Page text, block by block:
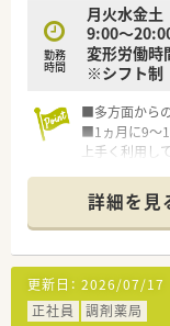
勤務
時間
月火水金土
9:00～
変形労働時
※シフト制
■多方面から
■1ヵ月に9～
上手く利用し
■ご年齢・ご
約社員への切
詳細を見
更新日： 2026/07/17
正社員
調剤薬局